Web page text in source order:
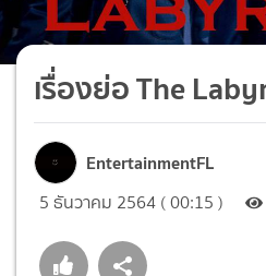
เรื่องย่อ The
EntertainmentFL
5 ธันวาคม 2564 ( 00:15 )